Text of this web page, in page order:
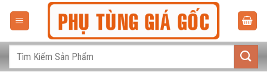
dungTìm